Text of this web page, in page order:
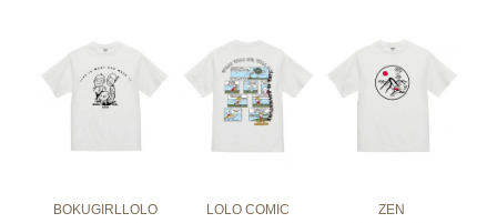
BOKUGIRLLOLO
LOLO COMIC
ZEN